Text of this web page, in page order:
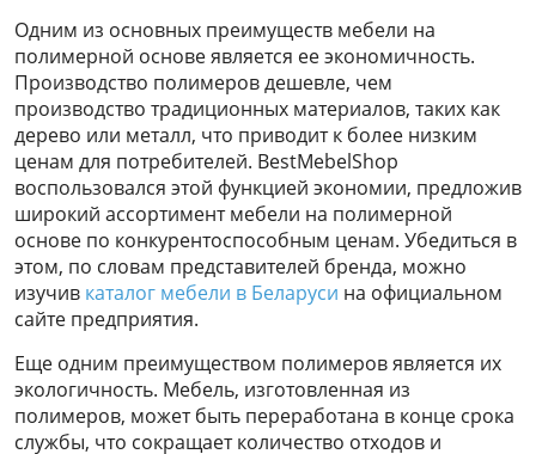
Одним из основных преимуществ мебели на
полимерной основе является ее экономичность.
Производство полимеров дешевле, чем
производство традиционных материалов, таких как
дерево или металл, что приводит к более низким
ценам для потребителей. BestMebelShop
воспользовался этой функцией экономии, предложив
широкий ассортимент мебели на полимерной
основе по конкурентоспособным ценам. Убедиться в
этом, по словам представителей бренда, можно
изучив каталог мебели в Беларуси на официальном
сайте предприятия.
Еще одним преимуществом полимеров является их
экологичность. Мебель, изготовленная из
полимеров, может быть переработана в конце срока
службы, что сокращает количество отходов и